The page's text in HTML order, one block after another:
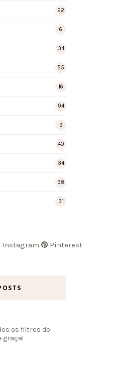
22
6
34
55
16
94
9
40
34
38
31
Instagram Pinterest
os filtros do
graça!